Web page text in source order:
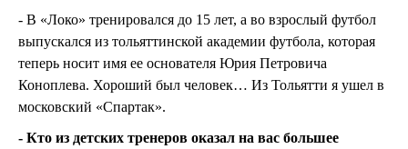
- В «Локо» тренировался до 15 лет, а во взрослый футбол
выпускался из тольяттинской академии футбола, которая
теперь носит имя ее основателя Юрия Петровича
Коноплева. Хороший был человек… Из Тольятти я ушел в
московский «Спартак».
- Кто из детских тренеров оказал на вас большее